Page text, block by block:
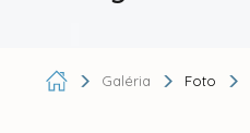
Galéria Foto